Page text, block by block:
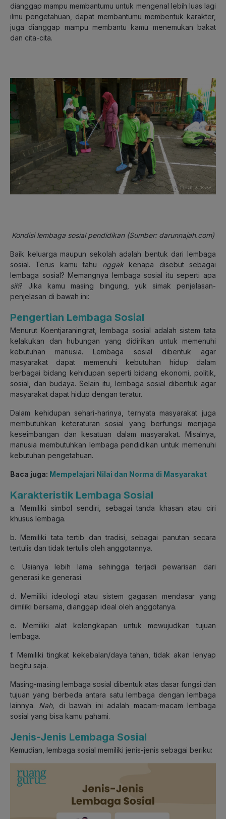
dianggap mampu membantumu untuk mengenal lebih luas lagi
ilmu pengetahuan, dapat membantumu membentuk karakter,
juga dianggap mampu membantu kamu menemukan bakat
dan cita-cita.
Kondisi lembaga sosial pendidikan (Sumber: darunnajah.com)
Baik keluarga maupun sekolah adalah bentuk dari lembaga
sosial. Terus kamu tahu nggakkenapa disebut sebagai
lembaga sosial? Memangnya lembaga sosial itu seperti apa
sih? Jika kamu masing bingung, yuk simak penjelasan-
penjelasan di bawah ini:
Pengertian Lembaga Sosial
Menurut Koentjaraningrat, lembaga sosial adalah sistem tata
kelakukan dan hubungan yang didirikan untuk memenuhi
kebutuhan manusia. Lembaga sosial dibentuk agar
masyarakat dapat memenuhi kebutuhan hidup dalam
berbagai bidang kehidupan seperti bidang ekonomi, politik,
sosial, dan budaya. Selain itu, lembaga sosial dibentuk agar
masyarakat dapat hidup dengan teratur.
Dalam kehidupan sehari-harinya, ternyata masyarakat juga
membutuhkan keteraturan sosial yang berfungsi menjaga
keseimbangan dan kesatuan dalam masyarakat. Misalnya,
manusia membutuhkan lembaga pendidikan untuk memenuhi
kebutuhan pengetahuan.
Baca juga: Mempelajari Nilai dan Norma di Masyarakat
Karakteristik Lembaga Sosial
a. Memiliki simbol sendiri, sebagai tanda khasan atau ciri
khusus lembaga.
b. Memiliki tata tertib dan tradisi, sebagai panutan secara
tertulis dan tidak tertulis oleh anggotannya.
c. Usianya lebih lama sehingga terjadi pewarisan dari
generasi ke generasi.
d. Memiliki ideologi atau sistem gagasan mendasar yang
dimiliki bersama, dianggap ideal oleh anggotanya.
e. Memiliki alat kelengkapan untuk mewujudkan tujuan
lembaga.
f. Memiliki tingkat kekebalan/daya tahan, tidak akan lenyap
begitu saja.
Masing-masing lembaga sosial dibentuk atas dasar fungsi dan
tujuan yang berbeda antara satu lembaga dengan lembaga
lainnya. Nah,
di bawah ini adalah macam-macam lembaga
sosial yang bisa kamu pahami.
Jenis-Jenis Lembaga Sosial
Kemudian, lembaga sosial memiliki jenis-jenis sebagai beriku: